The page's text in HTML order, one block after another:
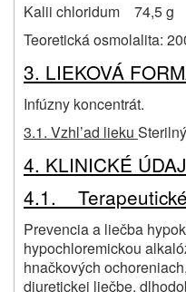
Kalii chloridum 74,5 g
Teoretická osmolalita:
3. LIEKOVÁ
Infúzny koncentrát.
3.1. Vzhl’ad lieku
4. KLINICKÉ
4.1.
Prevencia a liečba
hypochloremickou
hnačkových
diuretickej liečbe,